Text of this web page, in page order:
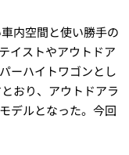
内空間と使い勝手の
イストやアウトドア
ーハイトワゴンとし
おり、アウトドアラ
デルとなった。今回